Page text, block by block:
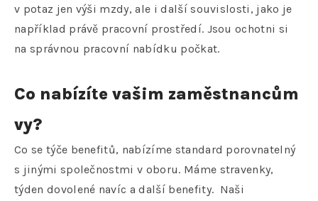
v potaz jen výši mzdy, ale i další souvislosti, jako je
například právě pracovní prostředí. Jsou ochotni si
na správnou pracovní nabídku počkat.
Co nabízíte vašim zaměstnancům
vy?
Co se týče benefitů, nabízíme standard porovnatelný
s jinými společnostmi v oboru. Máme stravenky,
týden dovolené navíc a další benefity. Naši